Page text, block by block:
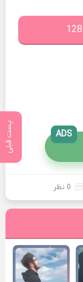
پست قبلی ADS
0 نظر